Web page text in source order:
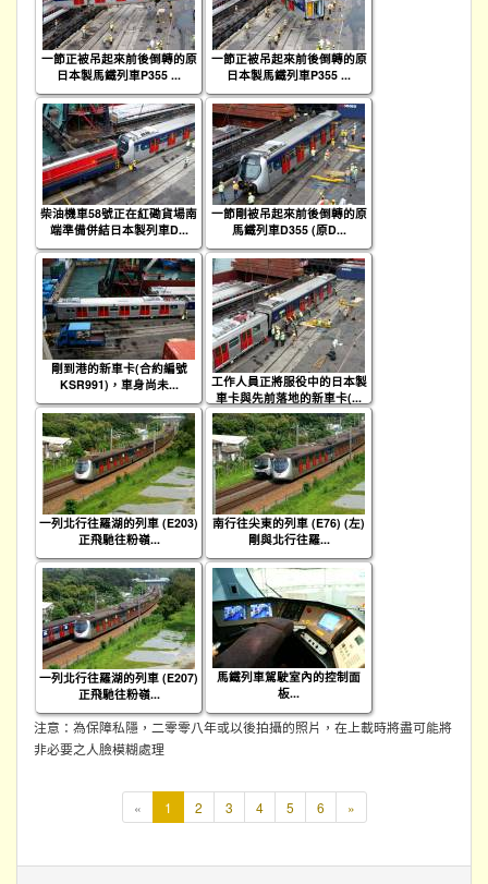
一節正被吊起來前後倒轉的原
日本製馬鐵列車P355 ...
一節正被吊起來前後倒轉的原
日本製馬鐵列車P355 ...
柴油機車58號正在紅磡貨場南
端準備併結日本製列車D...
一節剛被吊起來前後倒轉的原
馬鐵列車D355 (原D...
剛到港的新車卡(合約編號
KSR991)，車身尚未...
工作人員正將服役中的日本製
車卡與先前落地的新車卡(...
一列北行往羅湖的列車 (E203)
正飛馳往粉嶺...
南行往尖東的列車 (E76) (左)
剛與北行往羅...
一列北行往羅湖的列車 (E207)
正飛馳往粉嶺...
馬鐵列車駕駛室內的控制面
板...
注意：為保障私隱，二零零八年或以後拍攝的照片，在上載時將盡可能將
非必要之人臉模糊處理
« 1
頁
2 3 4 5 6 »